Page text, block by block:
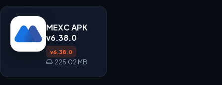
MEXC APK
v6.38.0
v6.38.0
225.02 MB